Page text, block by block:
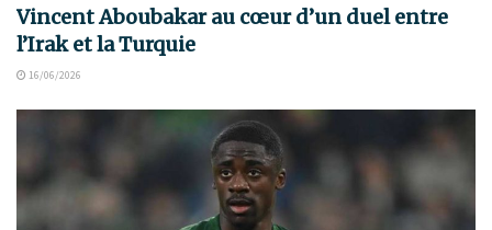
Vincent Aboubakar au cœur d’un duel entre
l’Irak et la Turquie
16/06/2026